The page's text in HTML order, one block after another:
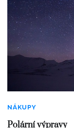
NÁKUPY
Polární výpravy